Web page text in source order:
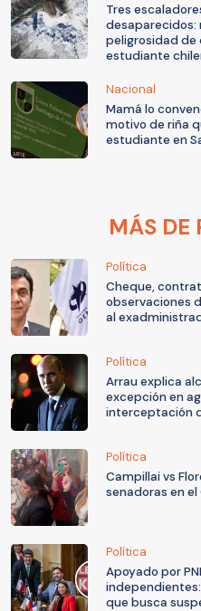
Tres
desaparecidos:
peligrosidad de
estudiante
Nacional
Mamá lo
motivo de riña
estudiante en
MÁS DE
Política
Cheque,
observaciones
al
Política
Arrau explica
excepción en
interceptación
Política
Campillai vs
senadoras en el
Política
Apoyado por
que busca